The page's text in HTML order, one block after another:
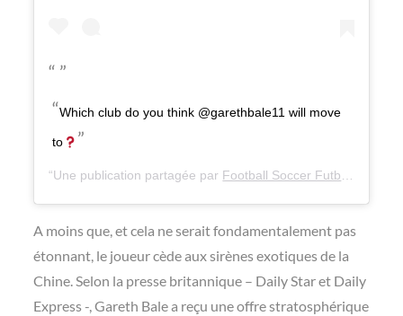
Which club do you think @garethbale11 will move
to
Une publication partagée par Football Soccer Futbol
A moins que, et cela ne serait fondamentalement pas
étonnant, le joueur cède aux sirènes exotiques de la
Chine. Selon la presse britannique – Daily Star et Daily
Express -, Gareth Bale a reçu une offre stratosphérique